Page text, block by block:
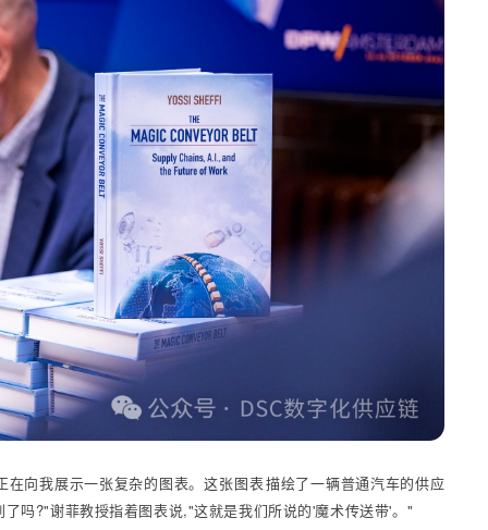
向我展示一张复杂的图表。 这张图表描绘了一辆普通汽车的供应
吗?"谢菲教授指着图表说,"这就是我们所说的'魔术传送带'。"